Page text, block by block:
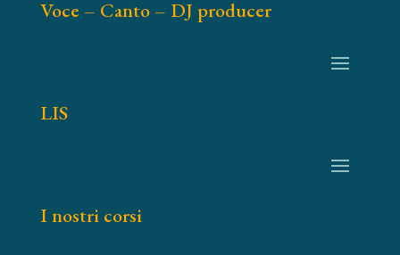
Voce – Canto – DJ producer
LIS
I nostri corsi